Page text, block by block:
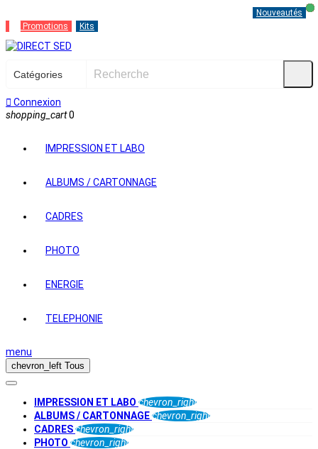
Nouveautés
Promotions Kits
 Connexion
shopping_cart0
IMPRESSION ET LABO
ALBUMS / CARTONNAGE
CADRES
PHOTO
ENERGIE
TELEPHONIE
menu
chevron_left Tous
IMPRESSION ET LABO chevron_right
ALBUMS / CARTONNAGEchevron_right
CADRESchevron_right
PHOTO chevron_right